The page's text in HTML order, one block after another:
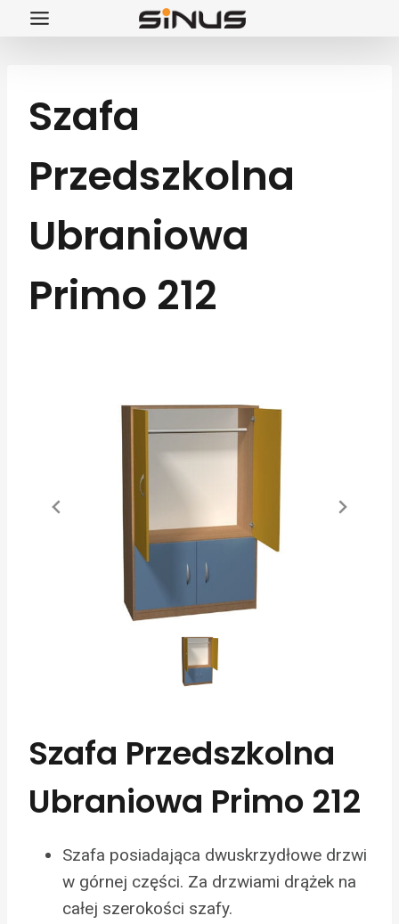
Przejdź
Szafa
Przedszkolna
Ubraniowa
Primo 212
Szafa Przedszkolna
Ubraniowa Primo 212
Szafa posiadająca dwuskrzydłowe drzwi
w górnej części. Za drzwiami drążek na
całej szerokości szafy.